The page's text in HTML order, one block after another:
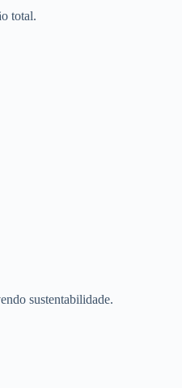
total.
sustentabilidade.